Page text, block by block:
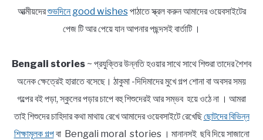
আত্মীয়দেরশুভদিনে good wishesপাঠাতে স্ক্রল করুন আমাদের ওয়েবসাইটের
পেজ টি আর পেয়ে যান আপনার পছন্দসই বার্তাটি ।
Bengali stories ~ প্রযুক্তির উন্নতি হওয়ার সাথে সাথে শিশুরা তাদের শৈশব
অনেক ক্ষেত্রেই হারাতে বসেছে। ঠাকুমা -দিদিমাদের মুখে গল্প শোনা বা অবসর সময়
গল্পের বই পড়া, স্কুলের পড়ার চাপে বহু শিশুদেরই আর সম্ভব হয়ে ওঠে না । আমরা
তাই শিশুদের চাহিদার কথা মাথায় রেখে আমাদের ওয়েবসাইটে রেখেছিছোটদের বিভিন্ন
শিক্ষামূলক গল্পবা Bengali moral stories । মানানসই ছবি দিয়ে সাজানো